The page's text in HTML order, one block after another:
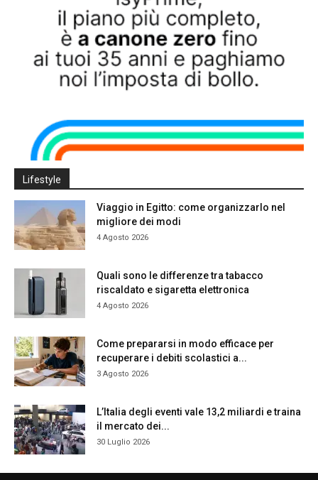
Lifestyle
Viaggio in Egitto: come organizzarlo nel
migliore dei modi
4 Agosto 2026
Quali sono le differenze tra tabacco
riscaldato e sigaretta elettronica
4 Agosto 2026
Come prepararsi in modo efficace per
recuperare i debiti scolastici a...
3 Agosto 2026
L’Italia degli eventi vale 13,2 miliardi e traina
il mercato dei...
30 Luglio 2026